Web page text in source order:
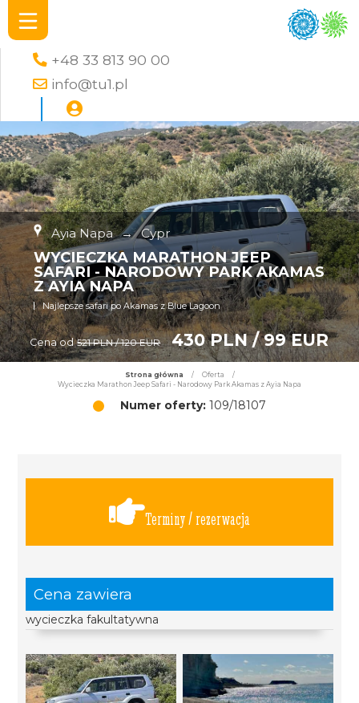
+48 33 813 90 00
info@tu1.pl
Ayia Napa → Cypr
WYCIECZKA MARATHON JEEP
SAFARI - NARODOWY PARK AKAMAS
Z AYIA NAPA
Najlepsze safari po Akamas z Blue Lagoon
Cena od 521 PLN / 120 EUR 430 PLN / 99 EUR
Strona główna / Oferta
/
Wycieczka Marathon Jeep Safari - Narodowy Park Akamas z Ayia Napa
Numer oferty: 109/18107
Terminy / rezerwacja
Cena zawiera
wycieczka fakultatywna